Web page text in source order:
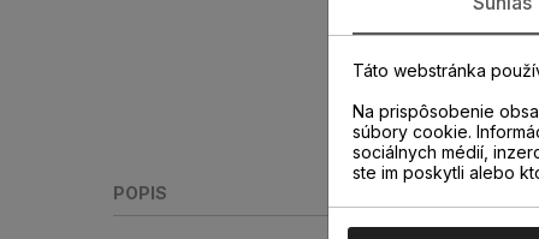
POPIS
Táto webstránka
Na prispôsobenie
súbory cookie.
sociálnych médií,
ste im poskytli alebo